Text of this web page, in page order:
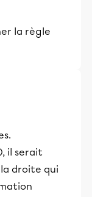
la règle
il serait
droite qui